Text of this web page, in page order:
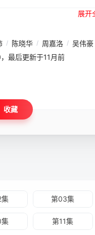
一直关心对方，二人冰释前
展开
/ 陈晓华 / 周嘉洛 / 吴伟豪
最后更新于11月前
收藏
集 第03集
集 第11集